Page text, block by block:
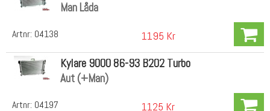
Artnr: 04138
Man Låda
1195 Kr
Artnr: 04197
Kylare 9000 86-93 B202 Turbo
Aut (+Man)
1125 Kr